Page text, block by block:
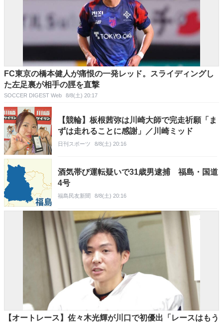
FC東京の橋本健人が痛恨の一発レッド。スライディングし
た左足裏が相手の脛を直撃
SOCCER DIGEST Web 8/8(土) 20:17
【競輪】板根茜弥は川崎大師で完走祈願「ま
ずは走れることに感謝」／川崎ミッド
日刊スポーツ 8/8(土) 20:16
酒気帯び運転疑いで31歳男逮捕 福島・国道
4号
福島民友新聞 8/8(土) 20:16
【オートレース】佐々木光輝が川口で初優出「レースはもう